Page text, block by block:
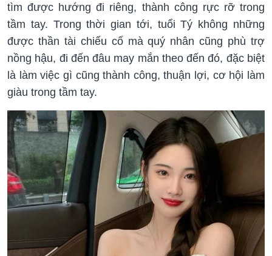
tìm được hướng đi riêng, thành công rực rỡ trong
tầm tay. Trong thời gian tới, tuổi Tý không những
được thần tài chiếu cố mà quý nhân cũng phù trợ
nồng hậu, đi đến đâu may mắn theo đến đó, đặc biệt
là làm việc gì cũng thành công, thuận lợi, cơ hội làm
giàu trong tầm tay.